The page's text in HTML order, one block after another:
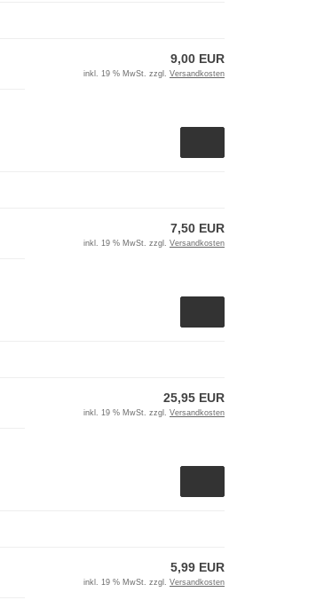
9,00 EUR
inkl. 19 % MwSt. zzgl. Versandkosten
7,50 EUR
inkl. 19 % MwSt. zzgl. Versandkosten
25,95 EUR
inkl. 19 % MwSt. zzgl. Versandkosten
5,99 EUR
inkl. 19 % MwSt. zzgl. Versandkosten